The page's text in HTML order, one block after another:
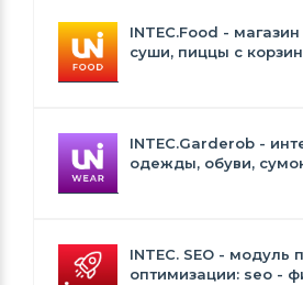
INTEC.Food -
суши, пиццы с
INTEC.Garderob -
одежды, обуви,
INTEC. SEO - модуль
оптимизации: seo -